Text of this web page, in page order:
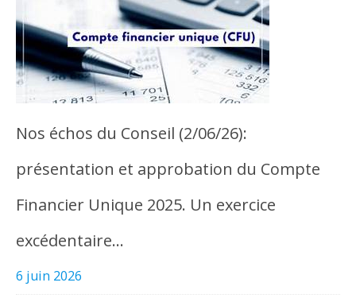
Nos échos du Conseil (2/06/26):
présentation et approbation du Compte
Financier Unique 2025. Un exercice
excédentaire…
6 juin 2026